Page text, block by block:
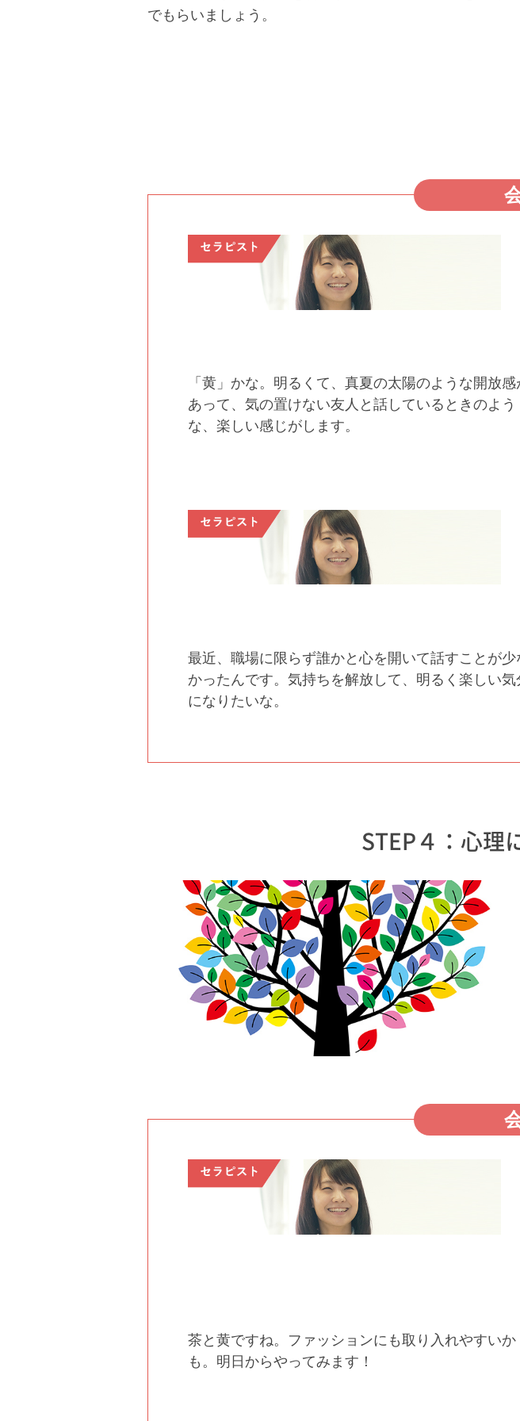
でもらいましょう。
「黄」かな。明るくて、真夏の太陽のような開放感
あって、気の置けない友人と話しているときのよう
な、楽しい感じがします。
最近、職場に限らず誰かと心を開いて話すことが少
かったんです。気持ちを解放して、明るく楽しい気
になりたいな。
STEP４：心理
茶と黄ですね。ファッションにも取り入れやすいか
も。明日からやってみます！